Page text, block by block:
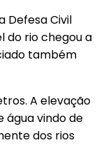
Defesa Civil
do rio chegou a
também
A elevação
água vindo de
dos rios